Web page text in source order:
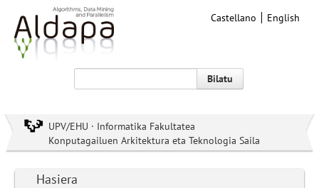
Castellano English
Bilatu
UPV/EHU · Informatika Fakultatea
Konputagailuen Arkitektura eta Teknologia Saila
Hasiera